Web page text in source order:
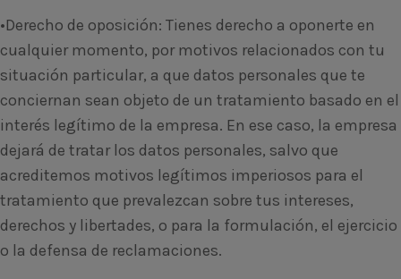
•Derecho de oposición: Tienes derecho a oponerte en
cualquier momento, por motivos relacionados con tu
situación particular, a que datos personales que te
conciernan sean objeto de un tratamiento basado en el
interés legítimo de la empresa. En ese caso, la empresa
dejará de tratar los datos personales, salvo que
acreditemos motivos legítimos imperiosos para el
tratamiento que prevalezcan sobre tus intereses,
derechos y libertades, o para la formulación, el ejercicio
o la defensa de reclamaciones.